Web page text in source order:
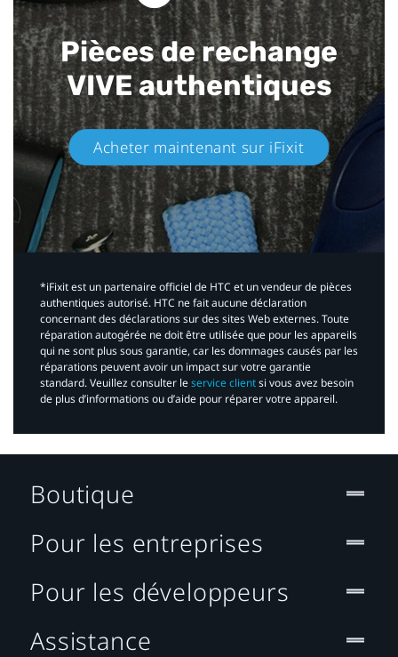
Pièces de rechange
VIVE authentiques​
Acheter maintenant sur iFixit​
*iFixit est un partenaire officiel de HTC et un vendeur de pièces
authentiques autorisé. HTC ne fait aucune déclaration
concernant des déclarations sur des sites Web externes. Toute
réparation autogérée ne doit être utilisée que pour les appareils
qui ne sont plus sous garantie, car les dommages causés par les
réparations peuvent avoir un impact sur votre garantie
standard. Veuillez consulter leservice clientsi vous avez besoin
de plus d’informations ou d’aide pour réparer votre appareil.​
Boutique
Pour les entreprises
Pour les développeurs
Assistance